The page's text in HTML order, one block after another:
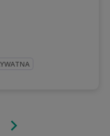
Następna strona